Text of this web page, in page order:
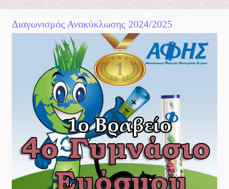
Διαγωνισμός Ανακύκλωσης 2024/2025